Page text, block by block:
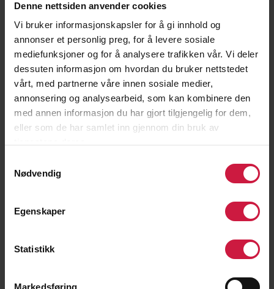
Denne nettsiden anvender cookies
Vi bruker informasjonskapsler for å gi innhold og
annonser et personlig preg, for å levere sosiale
mediefunksjoner og for å analysere trafikken vår. Vi deler
dessuten informasjon om hvordan du bruker nettstedet
vårt, med partnerne våre innen sosiale medier,
annonsering og analysearbeid, som kan kombinere den
med annen informasjon du har gjort tilgjengelig for dem,
eller som de har samlet inn gjennom din bruk av
Nødvendig
Egenskaper
Statistikk
Markedsføring
Differensierte treninger ut fra utvikling
og alder
Pedagogisk tilnærming til utvikling og
læring for den enkelte spilleren
Stort fokus på kvalitet og holdninger i
treningsarbeidet
Kombinerer skole og fotball på best
mulig måte
Mål om å kvalifisere seg til videre
Mål om å utvikle spillere til TIL kvinner